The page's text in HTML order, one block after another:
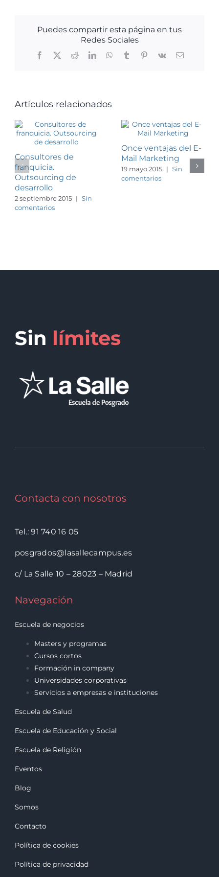
Puedes compartir esta página en tus
Redes Sociales
Facebook
X RedditLinkedInWhatsApp
TumblrPinterest
Vk
Correo
Artículos relacionados
Consultores de
franquicia.
Outsourcing de
desarrollo
2 septiembre 2015 | Sin
comentarios
Once ventajas del E-
Mail Marketing
19 mayo 2015 | Sin
comentarios
Sin límites
Contacta con nosotros
Tel.: 91 740 16 05
posgrados@lasallecampus.es
c/ La Salle 10 – 28023 – Madrid
Navegación
Escuela de negocios
Masters y programas
Cursos cortos
Formación in company
Universidades corporativas
Servicios a empresas e instituciones
Escuela de Salud
Escuela de Educación y Social
Escuela de Religión
Eventos
Blog
Somos
Contacto
Política de cookies
Política de privacidad